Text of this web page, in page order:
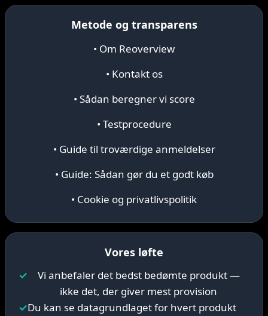
Metode og transparens
• Om Reoverview
• Kontakt os
• Sådan beregner vi score
• Testprocedure
• Guide til troværdige anmeldelser
• Guide: Sådan gør du et godt køb
• Cookie og privatlivspolitik
Vores løfte
✓
Vi anbefaler det bedst bedømte produkt —
ikke det, der giver mest provision
✓Du kan se datagrundlaget for hvert produkt